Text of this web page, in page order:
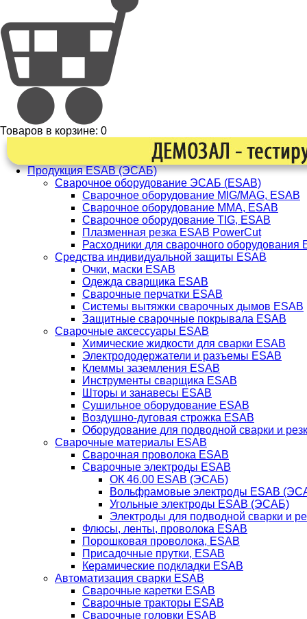
Товаров в корзине: 0
Продукция ESAB (ЭСАБ)
Сварочное оборудование ЭСАБ (ESAB)
Сварочное оборудование MIG/MAG, ESAB
Сварочное оборудование ММА, ESAB
Сварочное оборудование TIG, ESAB
Плазменная резка ESAB PowerCut
Расходники для сварочного оборудования
Средства индивидуальной защиты ESAB
Очки, маски ESAB
Одежда сварщика ESAB
Сварочные перчатки ESAB
Системы вытяжки сварочных дымов ESAB
Защитные сварочные покрывала ESAB
Сварочные аксессуары ESAB
Химические жидкости для сварки ESAB
Электрододержатели и разъемы ESAB
Клеммы заземления ESAB
Инструменты сварщика ESAB
Шторы и занавесы ESAB
Сушильное оборудование ESAB
Воздушно-дуговая строжка ESAB
Оборудование для подводной сварки и
Сварочные материалы ESAB
Сварочная проволока ESAB
Сварочные электроды ESAB
ОК 46.00 ESAB (ЭСАБ)
Вольфрамовые электроды ESAB
Угольные электроды ESAB (ЭСАБ)
Электроды для подводной сварки и
Флюсы, ленты, проволока ESAB
Порошковая проволока, ESAB
Присадочные прутки, ESAB
Керамические подкладки ESAB
Автоматизация сварки ESAB
Сварочные каретки ESAB
Сварочные тракторы ESAB
Сварочные головки ESAB